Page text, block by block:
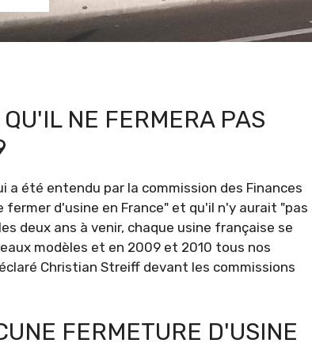
NE FERMERA PAS
a été entendu par la commission des Finances
d'usine en France" et qu'il n'y aurait "pas
deux ans à venir, chaque usine française se
modèles et en 2009 et 2010 tous nos
Christian Streiff devant les commissions
FERMETURE D'USINE